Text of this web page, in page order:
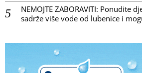
NEMOJTE ZABORAVITI: Ponudite
sadrže više vode od lubenice i